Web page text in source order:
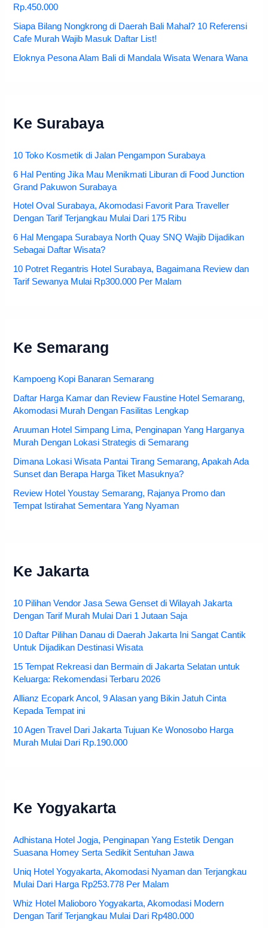
Rp.450.000
Siapa Bilang Nongkrong di Daerah Bali Mahal? 10 Referensi
Cafe Murah Wajib Masuk Daftar List!
Eloknya Pesona Alam Bali di Mandala Wisata Wenara Wana
Ke Surabaya
10 Toko Kosmetik di Jalan Pengampon Surabaya
6 Hal Penting Jika Mau Menikmati Liburan di Food Junction
Grand Pakuwon Surabaya
Hotel Oval Surabaya, Akomodasi Favorit Para Traveller
Dengan Tarif Terjangkau Mulai Dari 175 Ribu
6 Hal Mengapa Surabaya North Quay SNQ Wajib Dijadikan
Sebagai Daftar Wisata?
10 Potret Regantris Hotel Surabaya, Bagaimana Review dan
Tarif Sewanya Mulai Rp300.000 Per Malam
Ke Semarang
Kampoeng Kopi Banaran Semarang
Daftar Harga Kamar dan Review Faustine Hotel Semarang,
Akomodasi Murah Dengan Fasilitas Lengkap
Aruuman Hotel Simpang Lima, Penginapan Yang Harganya
Murah Dengan Lokasi Strategis di Semarang
Dimana Lokasi Wisata Pantai Tirang Semarang, Apakah Ada
Sunset dan Berapa Harga Tiket Masuknya?
Review Hotel Youstay Semarang, Rajanya Promo dan
Tempat Istirahat Sementara Yang Nyaman
Ke Jakarta
10 Pilihan Vendor Jasa Sewa Genset di Wilayah Jakarta
Dengan Tarif Murah Mulai Dari 1 Jutaan Saja
10 Daftar Pilihan Danau di Daerah Jakarta Ini Sangat Cantik
Untuk Dijadikan Destinasi Wisata
15 Tempat Rekreasi dan Bermain di Jakarta Selatan untuk
Keluarga: Rekomendasi Terbaru 2026
Allianz Ecopark Ancol, 9 Alasan yang Bikin Jatuh Cinta
Kepada Tempat ini
10 Agen Travel Dari Jakarta Tujuan Ke Wonosobo Harga
Murah Mulai Dari Rp.190.000
Ke Yogyakarta
Adhistana Hotel Jogja, Penginapan Yang Estetik Dengan
Suasana Homey Serta Sedikit Sentuhan Jawa
Uniq Hotel Yogyakarta, Akomodasi Nyaman dan Terjangkau
Mulai Dari Harga Rp253.778 Per Malam
Whiz Hotel Malioboro Yogyakarta, Akomodasi Modern
Dengan Tarif Terjangkau Mulai Dari Rp480.000